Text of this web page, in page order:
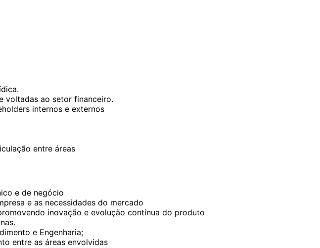
voltadas ao setor financeiro.
internos e externos
entre áreas
e de negócio
e as necessidades do mercado
inovação e evolução contínua do produto
e Engenharia;
entre as áreas envolvidas